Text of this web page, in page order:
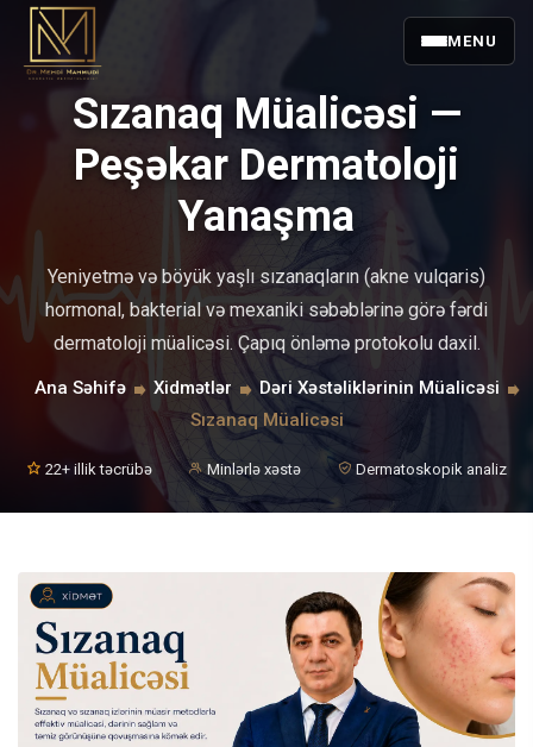
MENU
Sızanaq Müalicəsi —
Peşəkar Dermatoloji
Yanaşma
Yeniyetmə və böyük yaşlı sızanaqların (akne vulqaris)
hormonal, bakterial və mexaniki səbəblərinə görə fərdi
dermatoloji müalicəsi. Çapıq önləmə protokolu daxil.
Ana Səhifə Xidmətlər
Dəri Xəstəliklərinin Müalicəsi
Sızanaq Müalicəsi
22+ illik təcrübə Minlərlə xəstə Dermatoskopik analiz